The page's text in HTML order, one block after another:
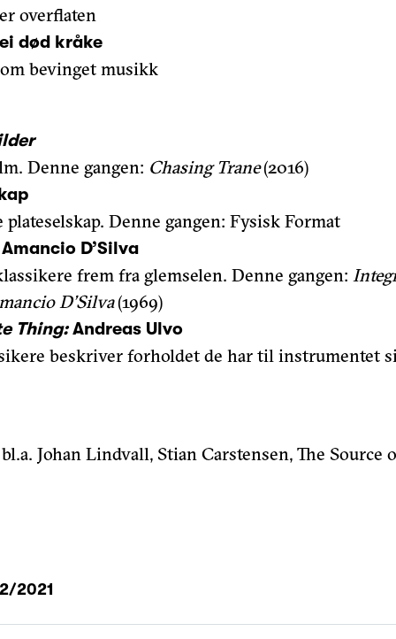
overflaten
død kråke
bevinget musikk
Denne gangen: Chasing Trane(2016)
Denne gangen: Fysisk Format
Amancio D’Silva
frem fra glemselen. Denne gangen:
D’Silva(1969)
Thing: Andreas Ulvo
beskriver forholdet de har til instrumentet
Johan Lindvall, Stian Carstensen, The Source
2021